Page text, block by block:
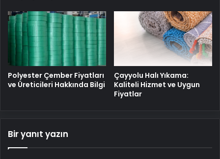
Polyester Çember Fiyatları
ve Üreticileri Hakkında Bilgi
Çayyolu Halı Yıkama:
Kaliteli Hizmet ve Uygun
Fiyatlar
Bir yanıt yazın